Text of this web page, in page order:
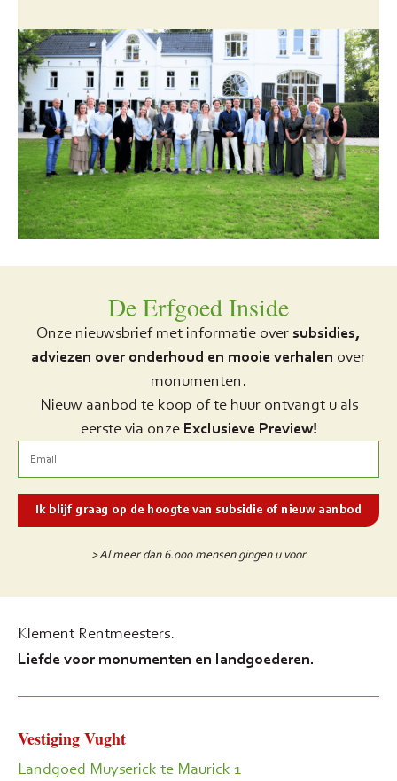
De Erfgoed Inside
Onze nieuwsbrief met informatie oversubsidies,
adviezen over onderhoud en mooie verhalen over
monumenten.
Nieuw aanbod te koop of te huur ontvangt u als
eerste via onze Exclusieve Preview!
> Al meer dan 6.000 mensen gingen u voor
Klement Rentmeesters.
Liefde voor monumenten en landgoederen.
Vestiging Vught
Landgoed Muyserick te Maurick 1